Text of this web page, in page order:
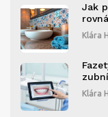
Jak
Klára
Klára